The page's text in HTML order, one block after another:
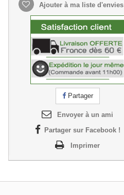
Ajouter à ma liste d'envies
Partager
Envoyer à un ami
Partager sur Facebook !
Imprimer